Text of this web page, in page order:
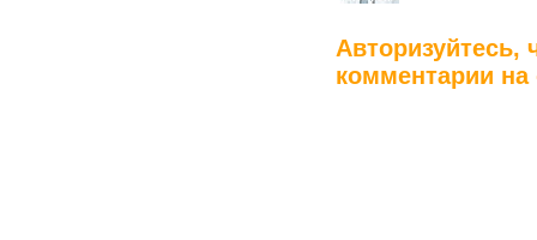
Авторизуйтесь,
комментарии на